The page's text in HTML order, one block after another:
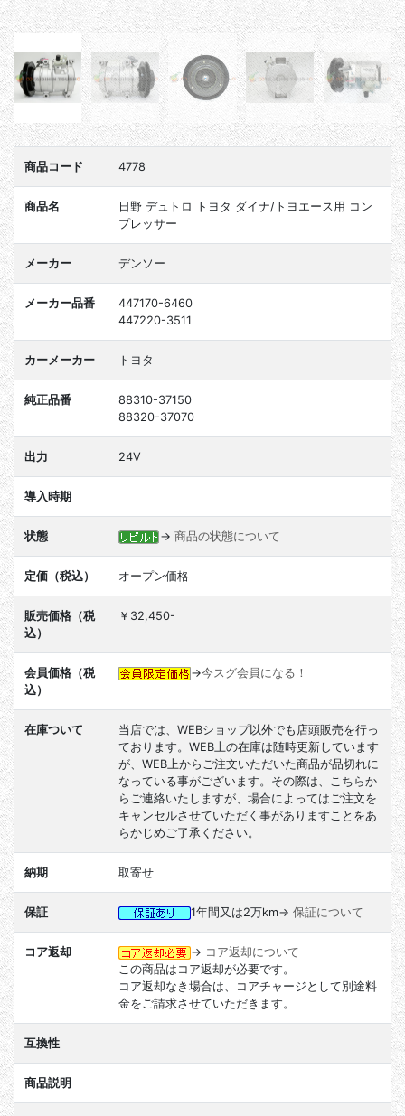
商品コード 4778
商品名
日野 デュトロ トヨタ ダイナ/トヨエース用 コン
プレッサー
メーカー デンソー
メーカー品番
447170-6460
447220-3511
カーメーカー トヨタ
純正品番
88310-37150
88320-37070
出力 24V
導入時期
状態 → 商品の状態について
定価（税込） オープン価格
販売価格（税
込）
￥32,450-
会員価格（税
込）
→今スグ会員になる！
在庫ついて
当店では、WEBショップ以外でも店頭販売を行っ
ております。WEB上の在庫は随時更新しています
が、WEB上からご注文いただいた商品が品切れに
なっている事がございます。その際は、こちらか
らご連絡いたしますが、場合によってはご注文を
キャンセルさせていただく事がありますことをあ
らかじめご了承ください。
納期 取寄せ
保証 1年間又は2万km→ 保証について
コア返却 → コア返却について
この商品はコア返却が必要です。
コア返却なき場合は、コアチャージとして別途料
金をご請求させていただきます。
互換性
商品説明